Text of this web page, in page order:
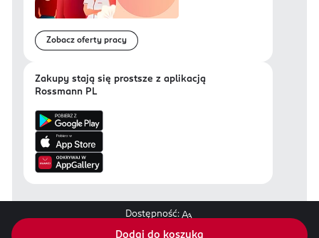
Dodaj do koszyka
Zobacz oferty pracy
Zakupy stają się prostsze z aplikacją
Rossmann PL
Dostępność:
Regulamin sklepu Rossmann.pl